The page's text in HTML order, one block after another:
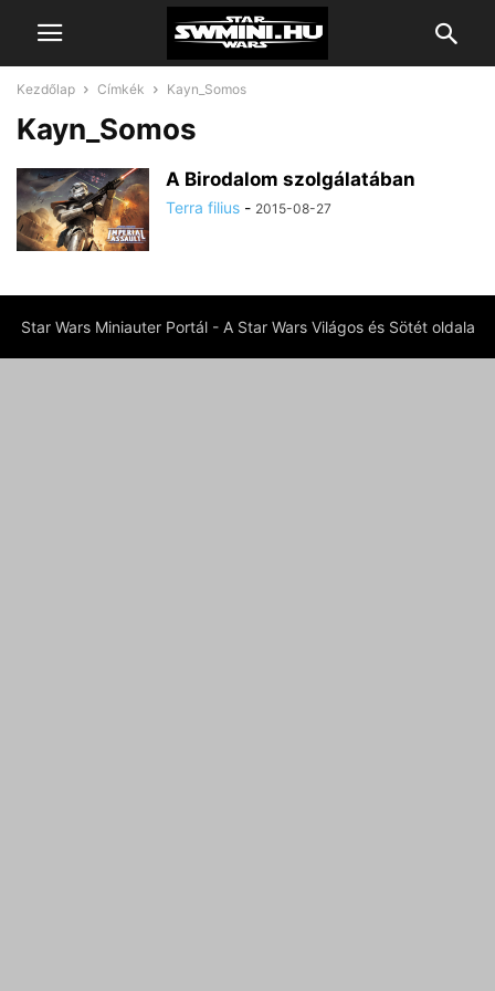
Kezdőlap Címkék Kayn_Somos
Kayn_Somos
A Birodalom szolgálatában
Terra filius - 2015-08-27
Star Wars Miniauter Portál - A Star Wars Világos és Sötét oldala